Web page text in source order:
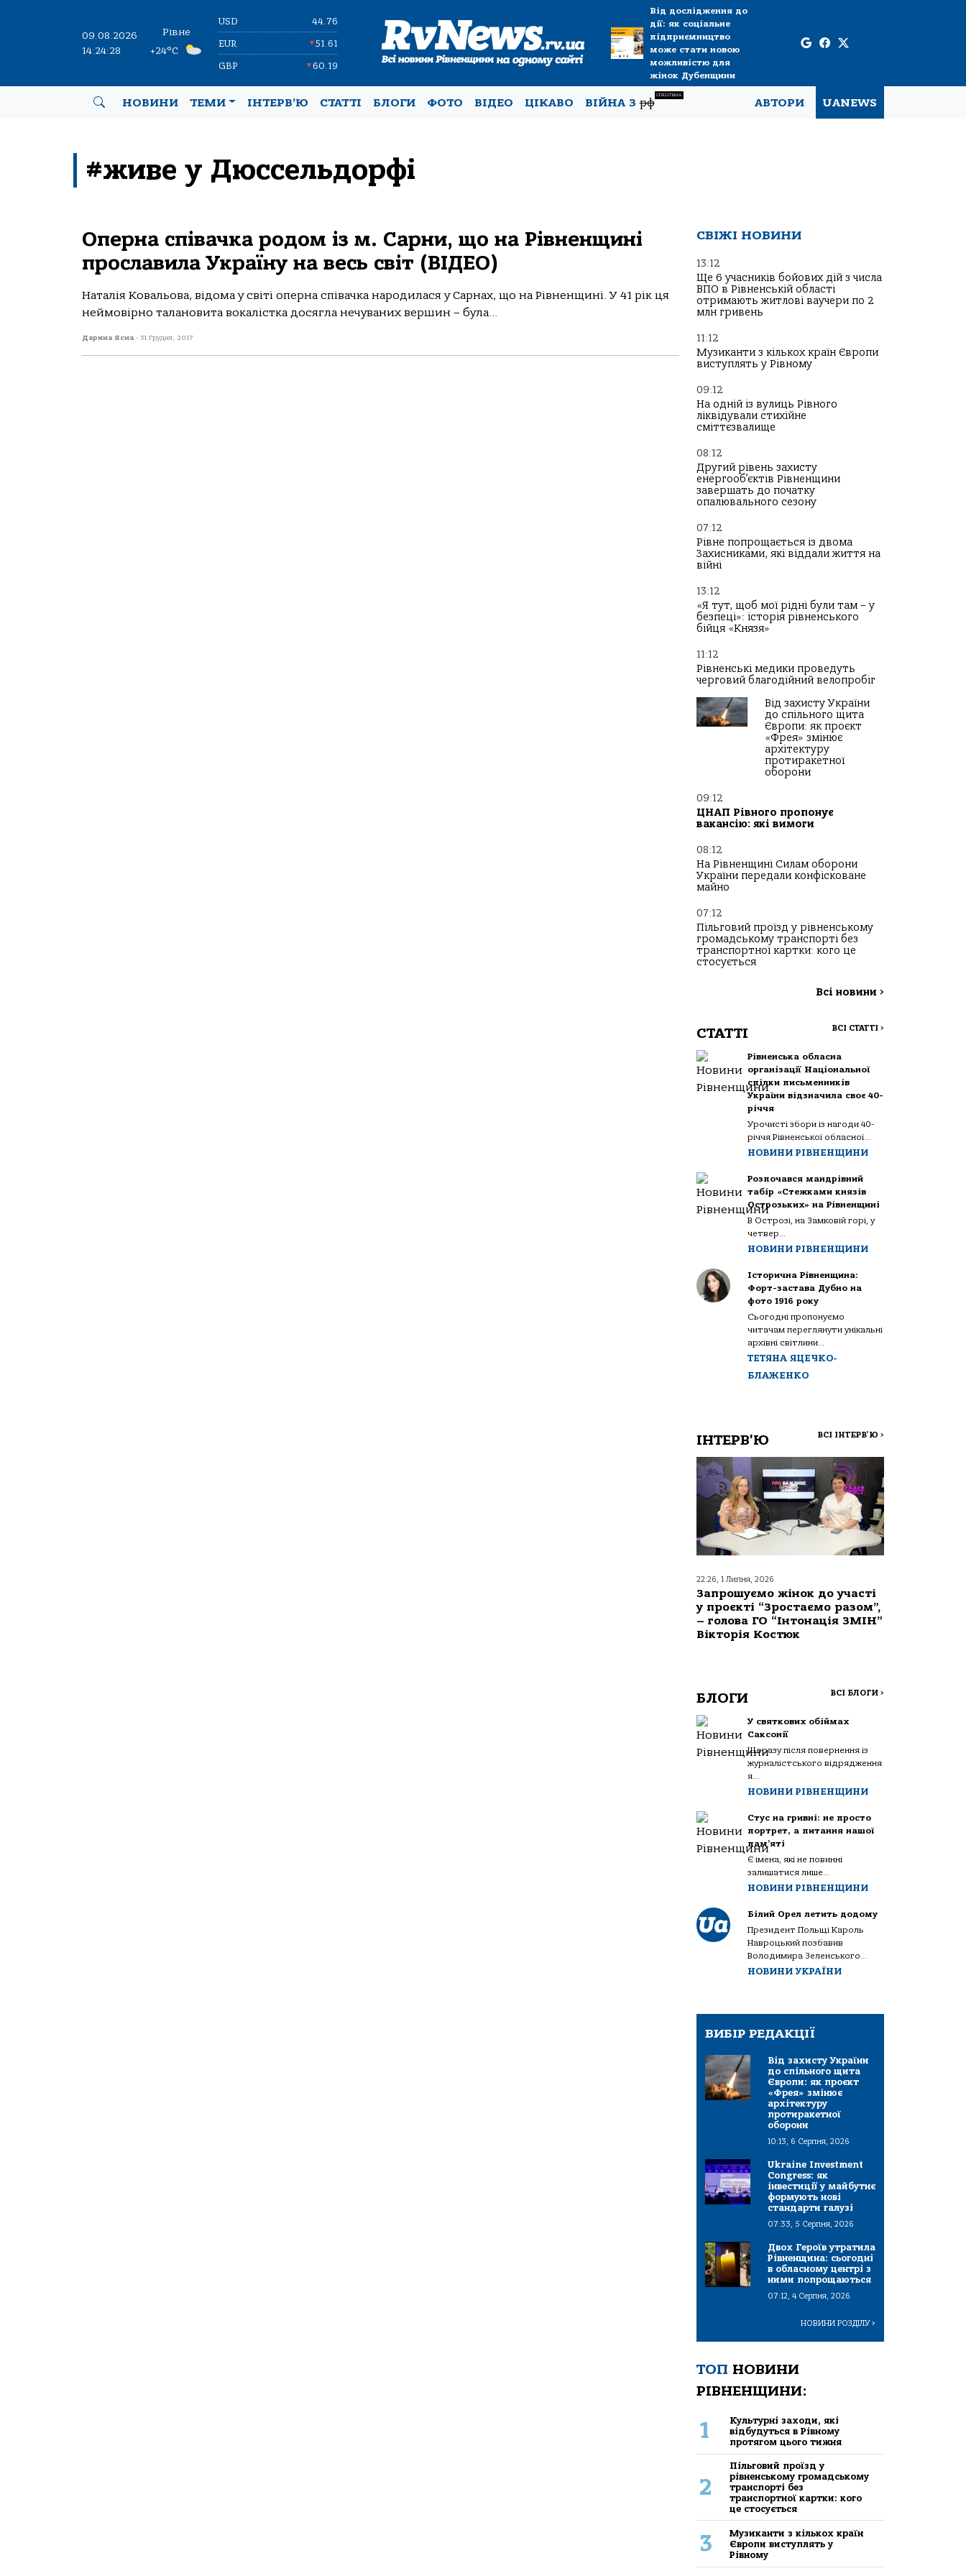
09.08.2026
14:24:28
Рівне
+24°C
USD 44.76
EUR ▼51.61
GBP ▼60.19
Від дослідження до
дії: як соціальне
підприємництво
може стати новою
можливістю для
жінок Дубенщини
НОВИНИ ТЕМИ ІНТЕРВ’Ю СТАТТІ БЛОГИ ФОТО ВІДЕО ЦІКАВО ВІЙНА Зрф
СПЕЦТЕМА
АВТОРИ UANEWS
#живе у Дюссельдорфі
Оперна співачка родом із м. Сарни, що на Рівненщині
прославила Україну на весь світ (ВІДЕО)
Наталія Ковальова, відома у світі оперна співачка народилася у Сарнах, що на Рівненщині. У 41 рік ця
неймовірно талановита вокалістка досягла нечуваних вершин – була...
Дарина Ясна - 31 Грудня, 2017
СВІЖІ НОВИНИ
13:12
Ще 6 учасників бойових дій з числа
ВПО в Рівненській області
отримають житлові ваучери по 2
млн гривень
11:12
Музиканти з кількох країн Європи
виступлять у Рівному
09:12
На одній із вулиць Рівного
ліквідували стихійне
сміттєзвалище
08:12
Другий рівень захисту
енергооб’єктів Рівненщини
завершать до початку
опалювального сезону
07:12
Рівне попрощається із двома
Захисниками, які віддали життя на
війні
13:12
«Я тут, щоб мої рідні були там – у
безпеці»: історія рівненського
бійця «Князя»
11:12
Рівненські медики проведуть
черговий благодійний велопробіг
Від захисту України
до спільного щита
Європи: як проєкт
«Фрея» змінює
архітектуру
протиракетної
оборони
09:12
ЦНАП Рівного пропонує
вакансію: які вимоги
08:12
На Рівненщині Силам оборони
України передали конфісковане
майно
07:12
Пільговий проїзд у рівненському
громадському транспорті без
транспортної картки: кого це
стосується
Всі новини >
СТАТТІ ВСІ СТАТТІ >
Рівненська обласна
організації Національної
спілки письменників
України відзначила своє 40-
річчя
Урочисті збори із нагоди 40-
річчя Рівненської обласної...
НОВИНИ РІВНЕНЩИНИ
Розпочався мандрівний
табір «Стежками князів
Острозьких» на Рівненщині
В Острозі, на Замковій горі, у
четвер...
НОВИНИ РІВНЕНЩИНИ
Історична Рівненщина:
Форт-застава Дубно на
фото 1916 року
Сьогодні пропонуємо
читачам переглянути унікальні
архівні світлини...
ТЕТЯНА ЯЦЕЧКО-
БЛАЖЕНКО
ІНТЕРВ'Ю ВСІ ІНТЕРВ'Ю >
22:26, 1 Липня, 2026
Запрошуємо жінок до участі
у проєкті “Зростаємо разом”,
– голова ГО “Інтонація ЗМІН”
Вікторія Костюк
БЛОГИ ВСІ БЛОГИ >
У святкових обіймах
Саксонії
Щоразу після повернення із
журналістського відрядження
я...
НОВИНИ РІВНЕНЩИНИ
Стус на гривні: не просто
портрет, а питання нашої
пам’яті
Є імена, які не повинні
залишатися лише...
НОВИНИ РІВНЕНЩИНИ
Білий Орел летить додому
Президент Польщі Кароль
Навроцький позбавив
Володимира Зеленського...
НОВИНИ УКРАЇНИ
ВИБІР РЕДАКЦІЇ
Від захисту України
до спільного щита
Європи: як проєкт
«Фрея» змінює
архітектуру
протиракетної
оборони
10:13, 6 Серпня, 2026
Ukraine Investment
Congress: як
інвестиції у майбутнє
формують нові
стандарти галузі
07:33, 5 Серпня, 2026
Двох Героїв утратила
Рівненщина: сьогодні
в обласному центрі з
ними попрощаються
07:12, 4 Серпня, 2026
НОВИНИ РОЗДІЛУ>
ТОП НОВИНИ
РІВНЕНЩИНИ:
1
Культурні заходи, які
відбудуться в Рівному
протягом цього тижня
2
Пільговий проїзд у
рівненському громадському
транспорті без
транспортної картки: кого
це стосується
3
Музиканти з кількох країн
Європи виступлять у
Рівному